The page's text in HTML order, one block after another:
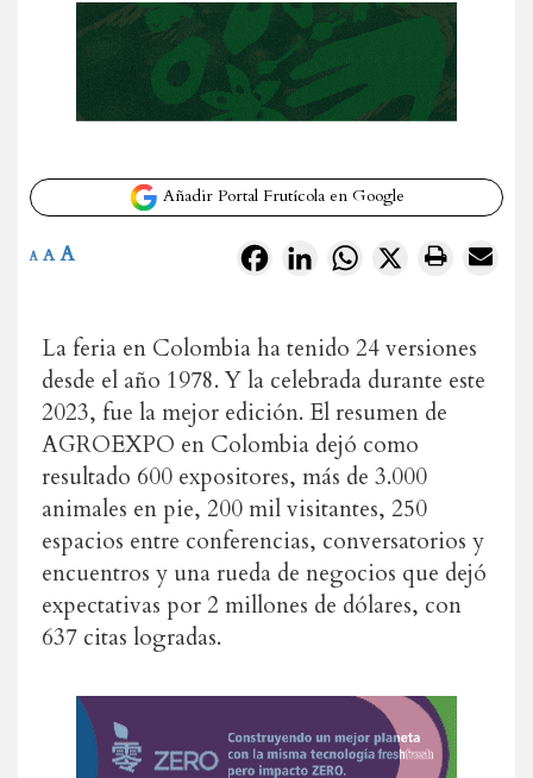
Añadir Portal Frutícola en Google
FacebookLinkedInWhatsApp
X
A A A
La feria en Colombia ha tenido 24 versiones
desde el año 1978. Y la celebrada durante este
2023, fue la mejor edición. El resumen de
AGROEXPO en Colombia dejó como
resultado 600 expositores, más de 3.000
animales en pie, 200 mil visitantes, 250
espacios entre conferencias, conversatorios y
encuentros y una rueda de negocios que dejó
expectativas por 2 millones de dólares, con
637 citas logradas.